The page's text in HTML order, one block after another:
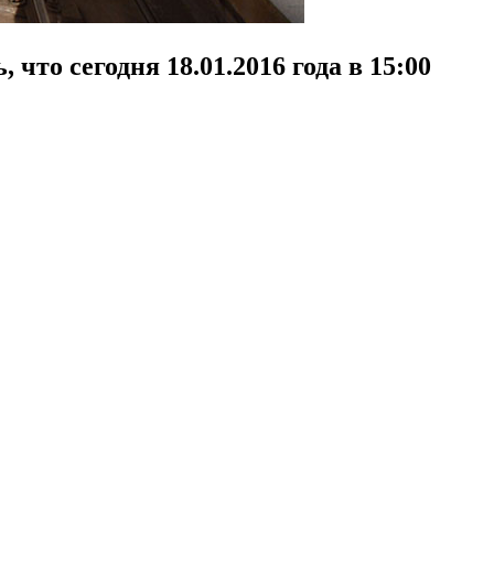
сегодня 18.01.2016 года в 15:00